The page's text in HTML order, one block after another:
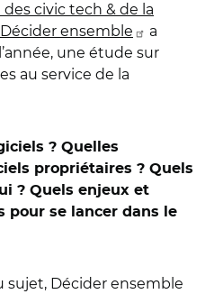
civic tech & de la
Décider ensemble
a
une étude sur
au service de la
? Quelles
propriétaires ? Quels
? Quels enjeux et
pour se lancer dans le
sujet, Décider ensemble